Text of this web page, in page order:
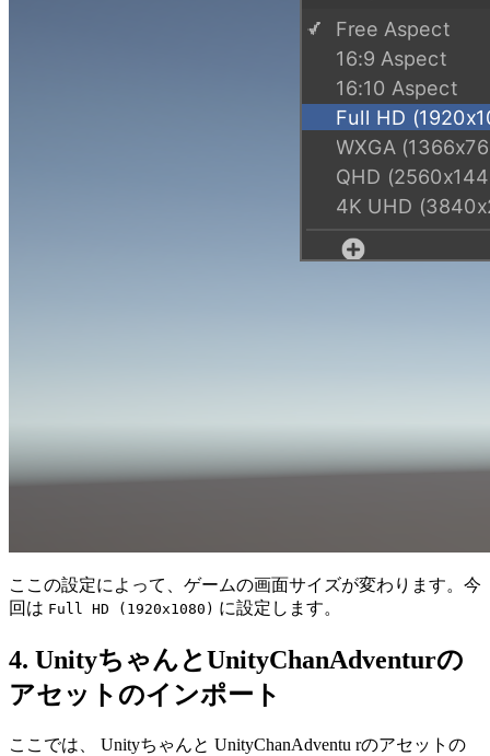
ここの設定によって、ゲームの画面サイズが変わります。今
回は Full HD (1920x1080) に設定します。
4. UnityちゃんとUnityChanAdventurの
アセットのインポート
ここでは、 Unityちゃんと UnityChanAdventu rのアセットの